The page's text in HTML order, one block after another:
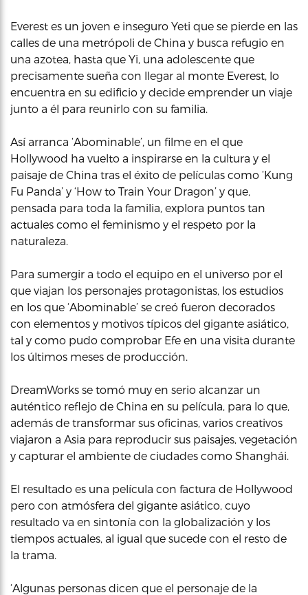
Everest es un joven e inseguro Yeti que se pierde en las
calles de una metrópoli de China y busca refugio en
una azotea, hasta que Yi, una adolescente que
precisamente sueña con llegar al monte Everest, lo
encuentra en su edificio y decide emprender un viaje
junto a él para reunirlo con su familia.
Así arranca ‘Abominable’, un filme en el que
Hollywood ha vuelto a inspirarse en la cultura y el
paisaje de China tras el éxito de películas como ‘Kung
Fu Panda’ y ‘How to Train Your Dragon’ y que,
pensada para toda la familia, explora puntos tan
actuales como el feminismo y el respeto por la
naturaleza.
Para sumergir a todo el equipo en el universo por el
que viajan los personajes protagonistas, los estudios
en los que ‘Abominable’ se creó fueron decorados
con elementos y motivos típicos del gigante asiático,
tal y como pudo comprobar Efe en una visita durante
los últimos meses de producción.
DreamWorks se tomó muy en serio alcanzar un
auténtico reflejo de China en su película, para lo que,
además de transformar sus oficinas, varios creativos
viajaron a Asia para reproducir sus paisajes, vegetación
y capturar el ambiente de ciudades como Shanghái.
El resultado es una película con factura de Hollywood
pero con atmósfera del gigante asiático, cuyo
resultado va en sintonía con la globalización y los
tiempos actuales, al igual que sucede con el resto de
la trama.
‘Algunas personas dicen que el personaje de la